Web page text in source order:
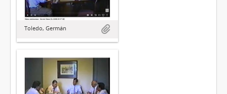
Toledo, Germán